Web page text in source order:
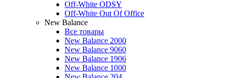
Off-White ODSY
Off-White Out Of Office
New Balance
Все товары
New Balance 2000
New Balance 9060
New Balance 1906
New Balance 1000